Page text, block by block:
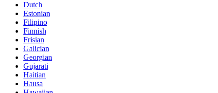
Dutch
Estonian
Filipino
Finnish
Frisian
Galician
Georgian
Gujarati
Haitian
Hausa